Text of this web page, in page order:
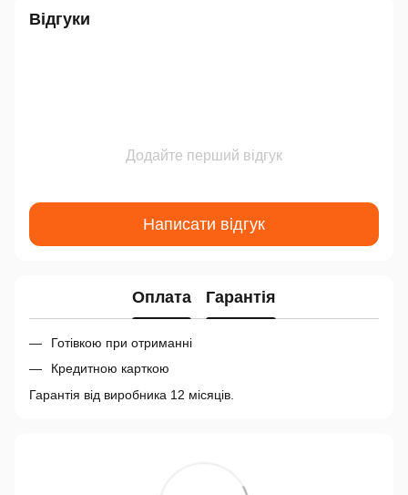
Відгуки
Додайте перший відгук
Написати відгук
Оплата Гарантія
Готівкою при отриманні
Кредитною карткою
Гарантія від виробника 12 місяців.